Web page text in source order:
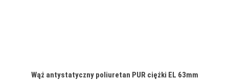
Wąż antystatyczny poliuretan PUR ciężki EL 63mm